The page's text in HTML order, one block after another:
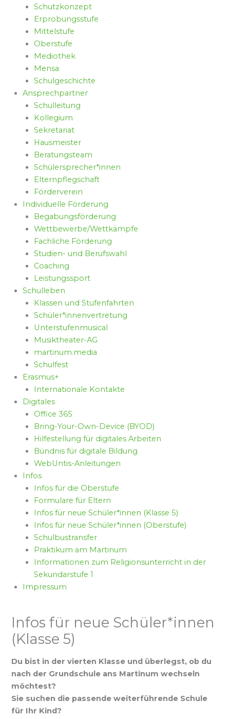
Schutzkonzept
Erprobungsstufe
Mittelstufe
Oberstufe
Mediothek
Mensa
Schulgeschichte
Ansprechpartner
Schulleitung
Kollegium
Sekretariat
Hausmeister
Beratungsteam
Schülersprecher*innen
Elternpflegschaft
Förderverein
Individuelle Förderung
Begabungsförderung
Wettbewerbe/Wettkämpfe
Fachliche Förderung
Studien- und Berufswahl
Coaching
Leistungssport
Schulleben
Klassen und Stufenfahrten
Schüler*innenvertretung
Unterstufenmusical
Musiktheater-AG
martinum.media
Schulfest
Erasmus+
Internationale Kontakte
Digitales
Office 365
Bring-Your-Own-Device (BYOD)
Hilfestellung für digitales Arbeiten
Bündnis für digitale Bildung
WebUntis-Anleitungen
Infos
Infos für die Oberstufe
Formulare für Eltern
Infos für neue Schüler*innen (Klasse 5)
Infos für neue Schüler*innen (Oberstufe)
Schulbustransfer
Praktikum am Martinum
Informationen zum Religionsunterricht in der
Sekundarstufe 1
Impressum
Infos für neue Schüler*innen
(Klasse 5)
Du bist in der vierten Klasse und überlegst, ob du
nach der Grundschule ans Martinum wechseln
möchtest?
Sie suchen die passende weiterführende Schule
für Ihr Kind?